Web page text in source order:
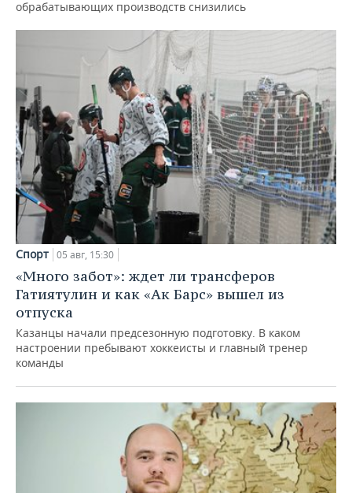
обрабатывающих производств снизились
Спорт 05 авг, 15:30
«Много забот»: ждет ли трансферов
Гатиятулин и как «Ак Барс» вышел из
отпуска
Казанцы начали предсезонную подготовку. В каком
настроении пребывают хоккеисты и главный тренер
команды